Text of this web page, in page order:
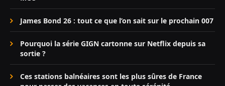
James Bond 26 : tout ce que l’on sait sur le prochain 007
Pourquoi la série GIGN cartonne sur Netflix depuis sa
sortie ?
Ces stations balnéaires sont les plus sûres de France